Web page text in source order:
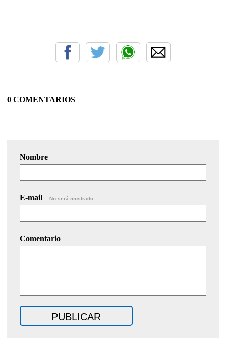
0 COMENTARIOS
Nombre
E-mail No será mostrado.
Comentario